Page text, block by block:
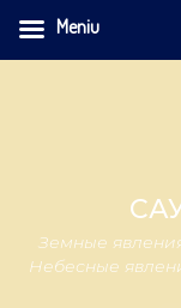
Земные
Небесные
Meniu